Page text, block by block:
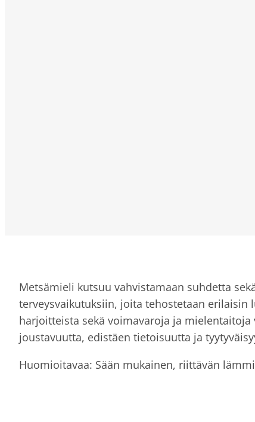
Metsämieli kutsuu vahvistamaan suhdetta
terveysvaikutuksiin, joita tehostetaan
harjoitteista sekä voimavaroja ja
joustavuutta, edistäen tietoisuutta ja
Huomioitavaa: Sään mukainen, riittävän